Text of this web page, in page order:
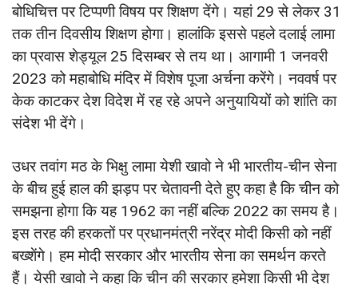
बोधिचित्त पर टिप्पणी विषय पर शिक्षण देंगे। यहां 29 से लेकर 31
तक तीन दिवसीय शिक्षण होगा। हालांकि इससे पहले दलाई लामा
का प्रवास शेड्यूल 25 दिसम्बर से तय था। आगामी 1 जनवरी
2023 को महाबोधि मंदिर में विशेष पूजा अर्चना करेंगे। नववर्ष पर
केक काटकर देश विदेश में रह रहे अपने अनुयायियों को शांति का
संदेश भी देंगे।
उधर तवांग मठ के भ‍िक्षु लामा येशी खावो ने भी भारतीय-चीन सेना
के बीच हुई हाल की झड़प पर चेतावनी देते हुए कहा है क‍ि चीन को
समझना होगा क‍ि यह 1962 का नहीं बल्‍क‍ि 2022 का समय है।
इस तरह की हरकतों पर प्रधानमंत्री नरेंद्र मोदी किसी को नहीं
बख्शेंगे। हम मोदी सरकार और भारतीय सेना का समर्थन करते
हैं। येसी खावो ने कहा कि चीन की सरकार हमेशा किसी भी देश